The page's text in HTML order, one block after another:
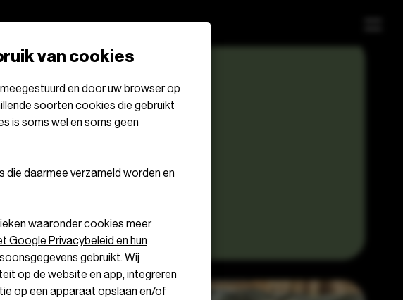
van cookies
en door uw browser op
soorten cookies die gebruikt
is soms wel en soms geen
die daarmee verzameld worden en
waaronder cookies meer
Google Privacybeleid en hun
gebruikt. Wij
op de website en app, integreren
op een apparaat opslaan en/of